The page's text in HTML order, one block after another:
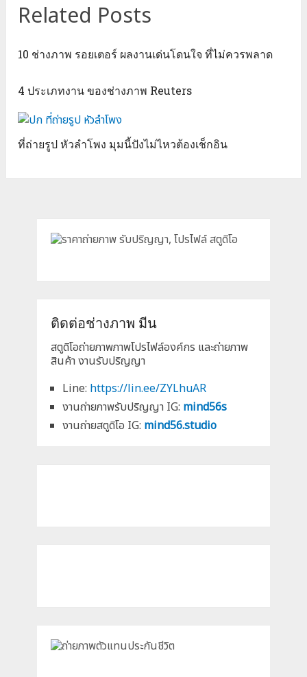
Related Posts
10 ช่างภาพ รอยเตอร์ ผลงานเด่นโดนใจ ที่ไม่ควรพลาด
4 ประเภทงาน ของช่างภาพ Reuters
ที่ถ่ายรูป หัวลำโพง มุมนี้ปังไม่ไหวต้องเช็กอิน
ติดต่อช่างภาพ มีน
สตูดิโอถ่ายภาพภาพโปรไฟล์องค์กร และถ่ายภาพ
สินค้า งานรับปริญญา
Line: https://lin.ee/ZYLhuAR
งานถ่ายภาพรับปริญญา IG: mind56s
งานถ่ายสตูดิโอ IG: mind56.studio